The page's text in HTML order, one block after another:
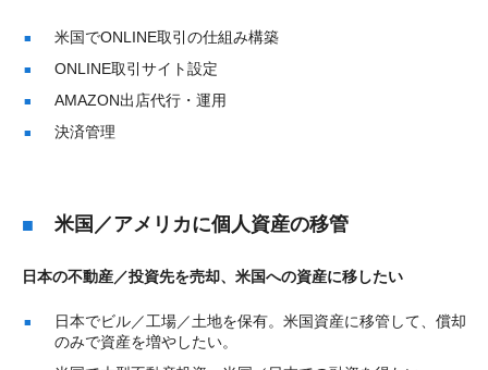
米国でONLINE取引の仕組み構築
ONLINE取引サイト設定
AMAZON出店代行・運用
決済管理
米国／アメリカに個人資産の移管
日本の不動産／投資先を売却、米国への資産に移したい
日本でビル／工場／土地を保有。米国資産に移管して、償却
のみで資産を増やしたい。